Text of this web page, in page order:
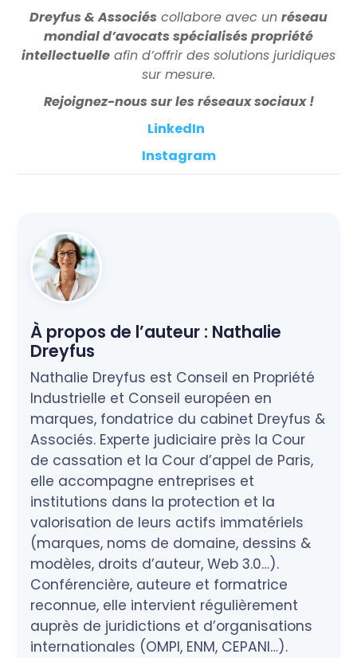
Dreyfus & Associés collabore avec un réseau
mondial d’avocats spécialisés propriété
intellectuelle afin d’offrir des solutions juridiques
sur mesure.
Rejoignez-nous sur les réseaux sociaux !
LinkedIn
Instagram
À propos de l’auteur : Nathalie
Dreyfus
Nathalie Dreyfus est Conseil en Propriété
Industrielle et Conseil européen en
marques, fondatrice du cabinet Dreyfus &
Associés. Experte judiciaire près la Cour
de cassation et la Cour d’appel de Paris,
elle accompagne entreprises et
institutions dans la protection et la
valorisation de leurs actifs immatériels
(marques, noms de domaine, dessins &
modèles, droits d’auteur, Web 3.0…).
Conférencière, auteure et formatrice
reconnue, elle intervient régulièrement
auprès de juridictions et d’organisations
internationales (OMPI, ENM, CEPANI…).